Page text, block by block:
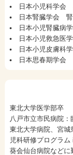
日本小児科学会
日本腎臓学会
日本小児腎臓病
日本小児救急医
日本小児皮膚科
日本思春期学会
東北大学医学部卒
八戸市立市民病院
東北大学病院、宮
児科研修プログラム
葵会仙台病院などに